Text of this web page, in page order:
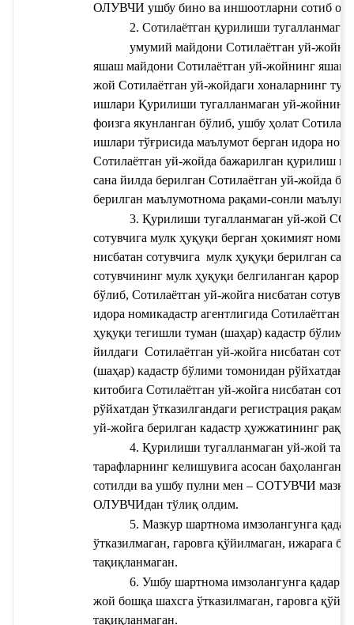
ОЛУВЧИ ушбу бино ва иншоотларни сотиб
2. Сотилаётган қурилиши
умумий майдони Сотилаётган уй-
яшаш майдони Сотилаётган уй-жойнинг
жой Сотилаётган уй-жойдаги хоналарнинг
ишлари Қурилиши тугалланмаган уй-
фоизга якунланган бўлиб, ушбу ҳолат
ишлари тўғрисида маълумот берган идора
Сотилаётган уй-жойда бажарилган қурилиш
сана йилда берилган Сотилаётган уй-жойда
берилган маълумотнома рақами-сонли
3. Қурилиши тугалланмаган уй-жой
сотувчига мулк ҳуқуқи берган ҳокимият номи
нисбатан сотувчига мулк ҳуқуқи берилган сана
сотувчининг мулк ҳуқуқи белгиланган қарор
бўлиб, Сотилаётган уй-жойга нисбатан
идора номикадастр агентлигида Сотилаётган
ҳуқуқи тегишли туман (шаҳар) кадастр бўлими
йилдаги Сотилаётган уй-жойга нисбатан
(шаҳар) кадастр бўлими томонидан рўйхатдан
китобига Сотилаётган уй-жойга нисбатан
рўйхатдан ўтказилгандаги регистрация рақами
уй-жойга берилган кадастр ҳужжатининг
4. Қурилиши тугалланмаган уй-жой
тарафларнинг келишувига асосан баҳоланган
сотилди ва ушбу пулни мен – СОТУВЧИ
ОЛУВЧИдан тўлиқ олдим.
5. Мазкур шартнома имзолангунга
ўтказилмаган, гаровга қўйилмаган, ижарага
тақиқланмаган.
6. Ушбу шартнома имзолангунга қадар
жой бошқа шахсга ўтказилмаган, гаровга
тақиқланмаган.